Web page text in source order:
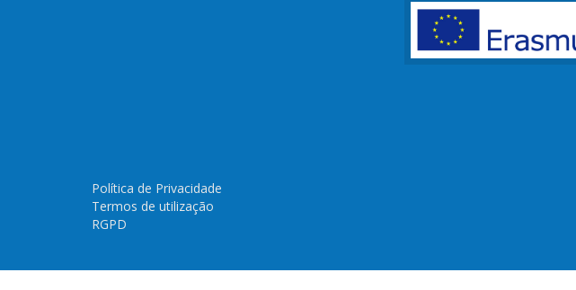
Política de Privacidade
Termos de utilização
RGPD